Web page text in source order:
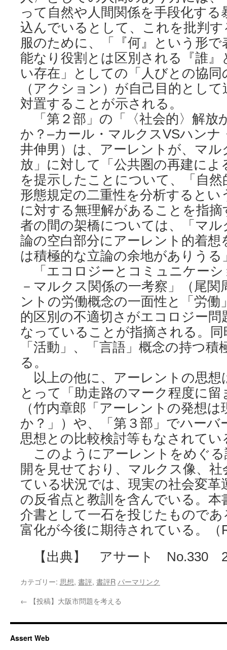
って自然や人間関係を手段化する
込んでいるとして、これを批判
服のために、「『何』という形
能なり役割とは区別される『誰
い存在」としての「人びとの協
（アクション）が自己目的とし
対置することが示される。
「第２部」の「〈社会的〉解放
か？–カール・マルクスVSハンナ
井伸男）は、アーレントが、マル
放」に対して「公共圏の再建によ
を提示したことについて、「自
形態規定の二重性を分析すると
に対する無理解があることを指
者の間の架橋については、「マ
論の空白部分にアーレント的着
は積極的な立論の余地がありう
「エコロジーとコミュニケー
－マルクス関係の一考察」（尾
ントの労働概念の一面性と「労働
的区別の不適切さがエコロジー問
なっていることが指摘される。
「活動」、「言語」概念の持つ
る。
以上の他に、アーレントの思想
とって「助走路のマーク程度に
（竹内章郎「アーレントの発想
か？」）や、「第３部」でハー
思想との比較検討等もなされてい
このようにアーレントをめぐる
開を見せており、マルクス像、
ている状況では、現実の社会変革
の反省点と教訓を含んでいる。
介書として一石を投じたもので
富化が今後に期待されている。
【出典】 アサート No.330
カテゴリー: 思想, 書評, 書評R パーマリンク
← 【投稿】大阪市問題を考える
Assert Web